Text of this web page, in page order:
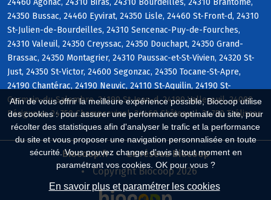
Afin de vous offrir la meilleure expérience possible, Biocoop utilise
des cookies : pour assurer une performance optimale du site, pour
récolter des statistiques afin d'analyser le trafic et la performance
du site et vous proposer une navigation personnalisée en toute
sécurité. Vous pouvez changer d'avis à tout moment en
paramétrant vos cookies. OK pour vous ?
En savoir plus et paramétrer les cookies
24350 Bussac, 24460 Eyvirat, 24350 Lisle, 24460 St-Front-d, 24310
St-Julien-de-Bourdeilles, 24310 Sencenac-Puy-de-Fourches,
24310 Valeuil, 24350 Creyssac, 24350 Douchapt, 24350 Grand-
Brassac, 24350 Montagrier, 24310 Paussac-et-St-Vivien, 24320 St-
Just, 24350 St-Victor, 24600 Segonzac, 24350 Tocane-St-Apre,
24190 Chantérac, 24190 Neuvic, 24110 St-Aquilin, 24190 St-
Germain-du-Salembre, 24190 St-Jean-d, 24190 Vallereuil, 24000
Périgueux, 24750 Champcevinel, 24460 Château-l, 24750 Trélissac
Biocoop.fr
Le réseau Biocoop
Copyright Biocoop 2026